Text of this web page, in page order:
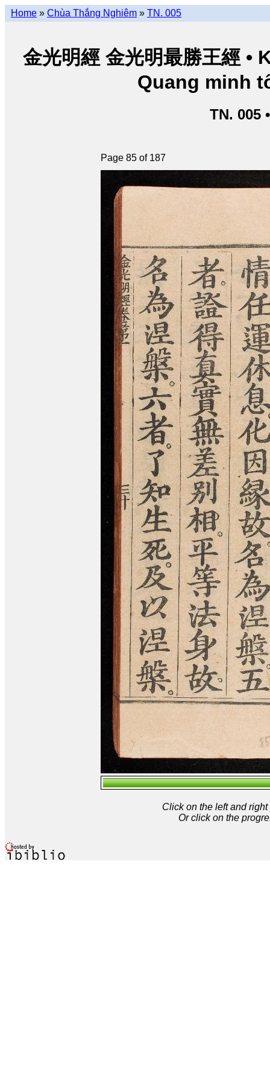
Home » Chùa Thắng Nghiêm » TN. 005
金光明經 金光明最勝王經
Quang minh
TN. 005
Page 85 of 187
Click on the left and
Or click on the